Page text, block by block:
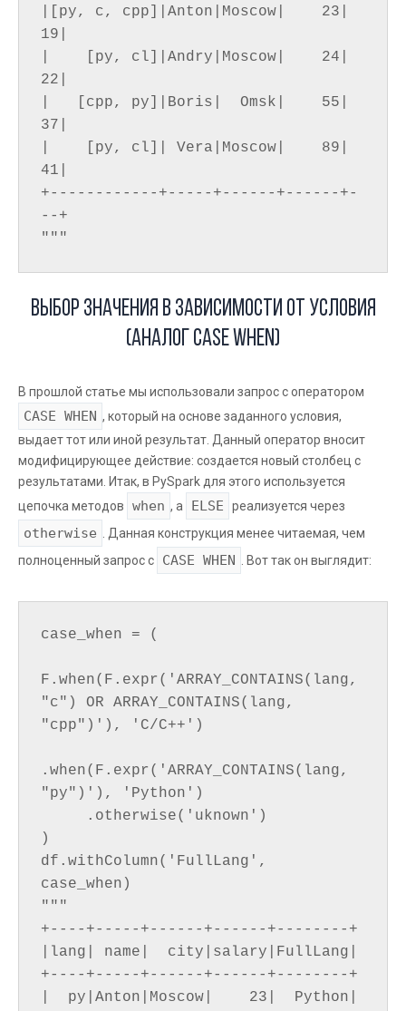
|[py, c, cpp]|Anton|Moscow|    23|
19|
|    [py, cl]|Andry|Moscow|    24|
22|
|   [cpp, py]|Boris|  Omsk|    55|
37|
|    [py, cl]| Vera|Moscow|    89|
41|
+------------+-----+------+------+-
--+
Выбор значения в зависимости от условия
(аналог CASE WHEN)
В прошлой статье мы использовали запрос с оператором
CASE WHEN , который на основе заданного условия,
выдает тот или иной результат. Данный оператор вносит
модифицирующее действие: создается новый столбец с
результатами. Итак, в PySpark для этого используется
цепочка методов
when , а ELSE реализуется через
otherwise . Данная конструкция менее читаемая, чем
полноценный запрос с
CASE WHEN . Вот так он выглядит:
case_when = (
F.when(F.expr('ARRAY_CONTAINS(lang,
"c") OR ARRAY_CONTAINS(lang,
"cpp")'), 'C/C++')
.when(F.expr('ARRAY_CONTAINS(lang,
"py")'), 'Python')
)
df.withColumn('FullLang',
case_when)
"""
+----+-----+------+------+--------+
|lang| name|  city|salary|FullLang|
+----+-----+------+------+--------+
|  py|Anton|Moscow|    23|  Python|